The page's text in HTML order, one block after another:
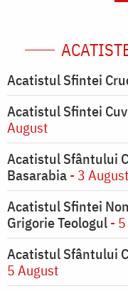
Acatistul Sfintei
Acatistul Sfintei
August
Acatistul Sfântului
Basarabia- 3 August
Acatistul Sfintei
Grigorie Teologul-
Acatistul Sfântului
5 August